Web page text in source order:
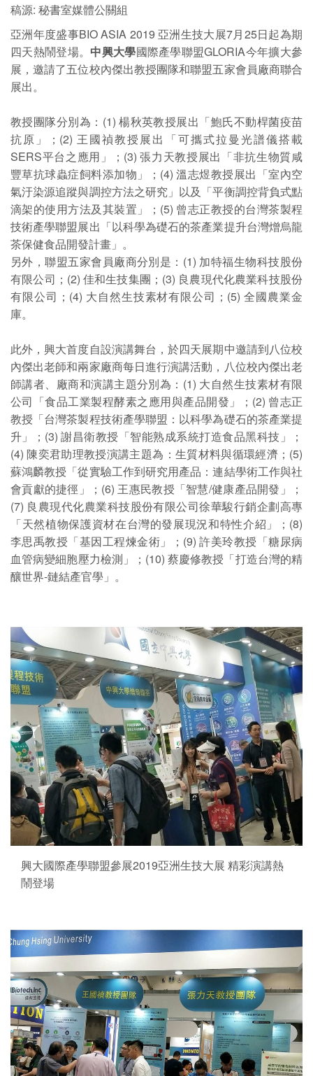
稿源: 秘書室媒體公關組
亞洲年度盛事BIO ASIA 2019 亞洲生技大展7月25日起為期
四天熱鬧登場。 中興大學國際產學聯盟GLORIA今年擴大參
展，邀請了五位校內傑出教授團隊和聯盟五家會員廠商聯合
展出。
教授團隊分別為：(1) 楊秋英教授展出「鮑氏不動桿菌疫苗
抗原」；(2) 王國禎教授展出「可攜式拉曼光譜儀搭載
SERS平台之應用」；(3) 張力天教授展出「非抗生物質咸
豐草抗球蟲症飼料添加物」；(4) 溫志煜教授展出「室內空
氣汙染源追蹤與調控方法之研究」以及「平衡調控背負式點
滴架的使用方法及其裝置」；(5) 曾志正教授的台灣茶製程
技術產學聯盟展出「以科學為礎石的茶產業提升台灣熷烏龍
茶保健食品開發計畫」。
另外，聯盟五家會員廠商分別是：(1) 加特福生物科技股份
有限公司；(2) 佳和生技集團；(3) 良農現代化農業科技股份
有限公司；(4) 大自然生技素材有限公司；(5) 全國農業金
庫。
此外，興大首度自設演講舞台，於四天展期中邀請到八位校
內傑出老師和兩家廠商每日進行演講活動，八位校內傑出老
師講者、廠商和演講主題分別為：(1) 大自然生技素材有限
公司「食品工業製程酵素之應用與產品開發」；(2) 曾志正
教授「台灣茶製程技術產學聯盟：以科學為礎石的茶產業提
升」；(3) 謝昌衛教授「智能熟成系統打造食品黑科技」；
(4) 陳奕君助理教授演講主題為：生質材料與循環經濟；(5)
蘇鴻麟教授「從實驗工作到研究用產品：連結學術工作與社
會貢獻的捷徑」；(6) 王惠民教授「智慧/健康產品開發」；
(7) 良農現代化農業科技股份有限公司徐華駿行銷企劃高專
「天然植物保護資材在台灣的發展現況和特性介紹」；(8)
李思禹教授「基因工程煉金術」；(9) 許美玲教授「糖尿病
血管病變細胞壓力檢測」；(10) 蔡慶修教授「打造台灣的精
釀世界-鏈結產官學」。
興大國際產學聯盟參展2019亞洲生技大展 精彩演講熱
鬧登場